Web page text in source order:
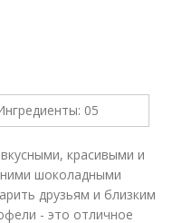
красивыми и
шоколадными
друзьям и близким
- это отличное